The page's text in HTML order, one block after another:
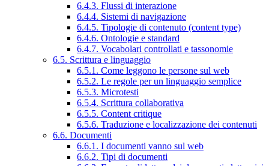
6.4.3. Flussi di interazione
6.4.4. Sistemi di navigazione
6.4.5. Tipologie di contenuto (content type)
6.4.6. Ontologie e standard
6.4.7. Vocabolari controllati e tassonomie
6.5. Scrittura e linguaggio
6.5.1. Come leggono le persone sul web
6.5.2. Le regole per un linguaggio semplice
6.5.3. Microtesti
6.5.4. Scrittura collaborativa
6.5.5. Content critique
6.5.6. Traduzione e localizzazione dei contenuti
6.6. Documenti
6.6.1. I documenti vanno sul web
6.6.2. Tipi di documenti